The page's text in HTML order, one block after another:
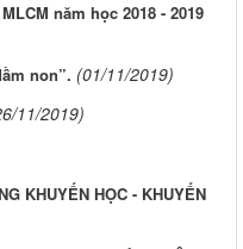
năm học 2018 - 2019
non”. (01/11/2019)
11/2019)
KHUYẾN HỌC - KHUYẾN